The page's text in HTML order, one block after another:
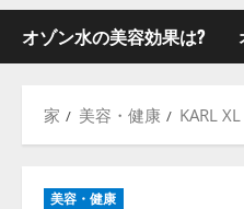
オゾン水の美容効果は?
家 美容・健康 KARL
美容・健康